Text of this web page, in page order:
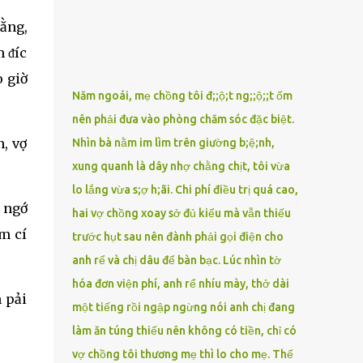
giờ
vợ
ngớ
cҺí
cánh nhất chính là chiếc điện thoại biến mất
trong ngày đưa tang. Anh nhớ mình còn
cầm trong tay khi cúi xuống nhìn mặt vợ lần
cuối. Sau đó, tất cả trở nên mơ hồ. Lúc phát
hiện ra, quan tài đã đóng kín, xe tang đã lăn
bánh. Anh tự an ủi rằng rồi sẽ có người nhặt
nửa đêm hôm đó, khi chỉ còn hai bố con
trong căn nhà tĩnh lặng, sự thật khiến anh
lạnh sống lưng. Chiếc điện thoại tưởng mất
ấy… bỗng gửi tin nhắn đến số của chính anh.
Tin nhắn ngắn gọn: “Anh...
Năm ngoái, mẹ chồng tôi đ;;ộ;t ng;;ộ;;t ốm
nên phải đưa vào phòng chăm sóc đặc biệt.
Nhìn bà nằm im lìm trên giường b;ệ;nh,
xung quanh là dây nhợ chằng chịt, tôi vừa
lo lắng vừa s;ợ h;ãi. Chi phí điều trị quá cao,
hai vợ chồng xoay sở đủ kiểu mà vẫn thiếu
trước hụt sau nên đành phải gọi điện cho
anh rể và chị dâu để bàn bạc. Lúc nhìn tờ
hóa đơn viện phí, anh rể nhíu mày, thở dài
một tiếng rồi ngập ngừng nói anh chị đang
làm ăn túng thiếu nên không có tiền, chỉ có
vợ chồng tôi thương mẹ thì lo cho mẹ. Thế